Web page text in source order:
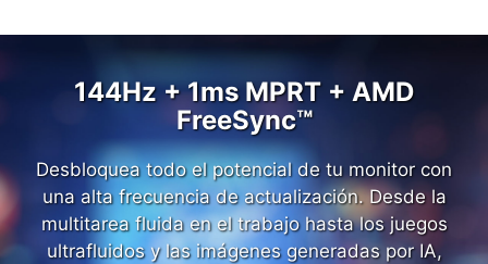
144Hz + 1ms MPRT + AMD
FreeSync™
Aprovecha todo el potencial de tu monitor con
una alta tasa de refresco. Desde la multitarea
fluida en el trabajo hasta los juegos ultrafluidos y
las imágenes generadas por IA, cada detalle
144Hz + 1ms MPRT + AMD
FreeSync™
Desbloquea todo el potencial de tu monitor con
una alta frecuencia de actualización. Desde la
multitarea fluida en el trabajo hasta los juegos
ultrafluidos y las imágenes generadas por IA,